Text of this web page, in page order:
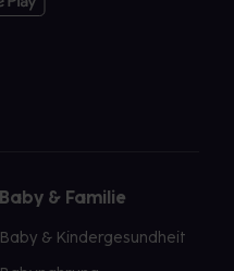
Baby & Familie
Baby & Kindergesundheit